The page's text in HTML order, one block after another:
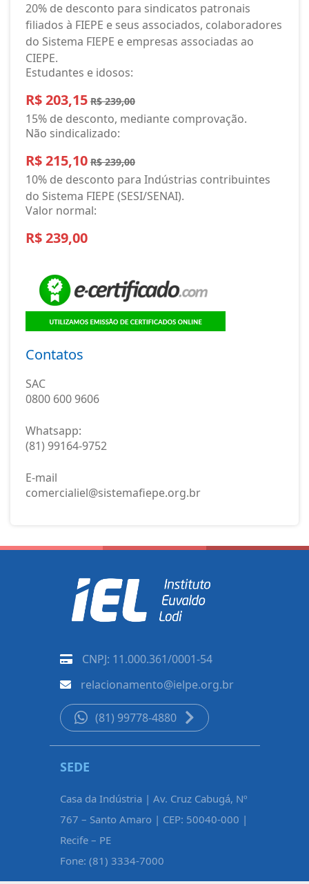
20% de desconto para sindicatos patronais
filiados à FIEPE e seus associados, colaboradores
do Sistema FIEPE e empresas associadas ao
CIEPE.
Estudantes e idosos:
R$ 203,15 R$ 239,00
15% de desconto, mediante comprovação.
Não sindicalizado:
R$ 215,10 R$ 239,00
10% de desconto para Indústrias contribuintes
do Sistema FIEPE (SESI/SENAI).
Valor normal:
R$ 239,00
Contatos
SAC
0800 600 9606
Whatsapp:
(81) 99164-9752
E-mail
comercialiel@sistemafiepe.org.br
CNPJ: 11.000.361/0001-54
relacionamento@ielpe.org.br
(81) 99778-4880
SEDE
Casa da Indústria | Av. Cruz Cabugá, Nº
767 – Santo Amaro | CEP: 50040-000 |
Recife – PE
Fone: (81) 3334-7000